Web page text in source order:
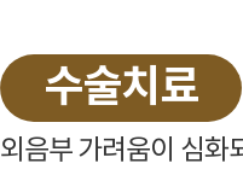
수술치료
외음부 가려움이 심화